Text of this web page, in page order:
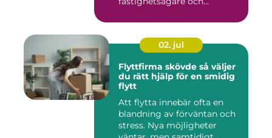
02. jul
Flyttfirma skövde så väljer
du rätt hjälp för en smidig
flytt
Att flytta innebär ofta en
blandning av förväntan och
stress. Nya möjligheter